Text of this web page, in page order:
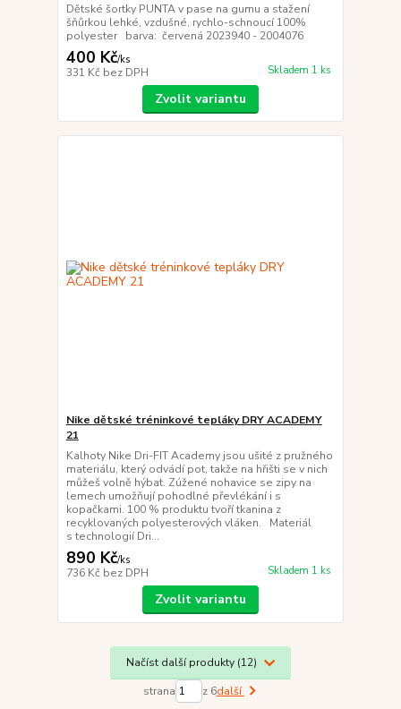
Dětské šortky PUNTA v pase na gumu a stažení
šňůrkou lehké, vzdušné, rychlo-schnoucí 100%
polyester barva: červená 2023940 - 2004076
400 Kč/ks
331 Kč bez DPH Skladem 1 ks
Zvolit variantu
Nike dětské tréninkové tepláky DRY ACADEMY
21
Kalhoty Nike Dri-FIT Academy jsou ušité z pružného
materiálu, který odvádí pot, takže na hřišti se v nich
můžeš volně hýbat. Zúžené nohavice se zipy na
lemech umožňují pohodlné převlékání i s
kopačkami. 100 % produktu tvoří tkanina z
recyklovaných polyesterových vláken. Materiál
s technologií Dri...
890 Kč/ks
736 Kč bez DPH Skladem 1 ks
Zvolit variantu
Načíst další produkty (12)
strana z 6další